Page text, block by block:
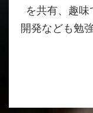
を共有、趣
開発なども勉